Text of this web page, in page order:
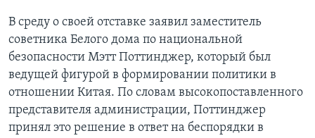
В среду о своей отставке заявил заместитель
советника Белого дома по национальной
безопасности Мэтт Поттинджер, который был
ведущей фигурой в формировании политики в
отношении Китая. По словам высокопоставленного
представителя администрации, Поттинджер
принял это решение в ответ на беспорядки в